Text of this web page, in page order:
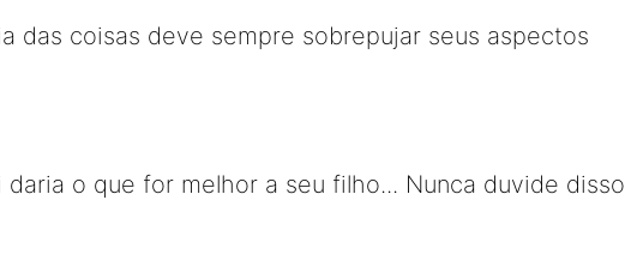
das coisas deve sempre sobrepujar seus aspectos
o que for melhor a seu filho... Nunca duvide disso